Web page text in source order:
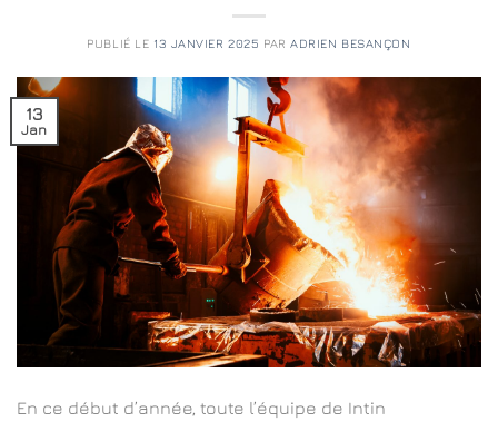
PUBLIÉ LE 13 JANVIER 2025 PARADRIEN BESANÇON
13
Jan
En ce début d’année, toute l’équipe de Intin